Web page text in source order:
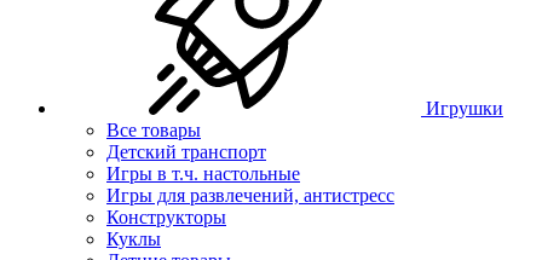
Игрушки
Все товары
Детский транспорт
Игры в т.ч. настольные
Игры для развлечений, антистресс
Конструкторы
Куклы